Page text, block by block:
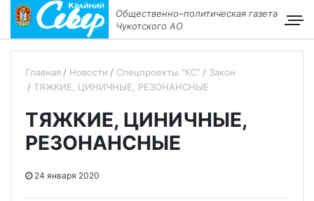
Общественно–политическая газета
Чукотского АО
Главная Новости Спецпроекты "КС"
Закон
ТЯЖКИЕ, ЦИНИЧНЫЕ, РЕЗОНАНСНЫЕ
ТЯЖКИЕ, ЦИНИЧНЫЕ,
РЕЗОНАНСНЫЕ
24 января 2020